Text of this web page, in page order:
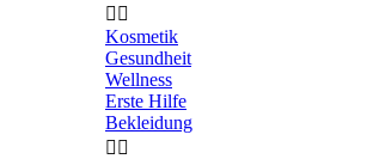
 
Kosmetik
Gesundheit
Wellness
Erste Hilfe
Bekleidung
 